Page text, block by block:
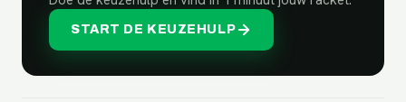
START DE KEUZEHULP